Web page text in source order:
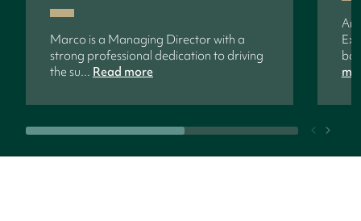
Marco is a Managing Director with a
strong professional dedication to driving
the su... Read more